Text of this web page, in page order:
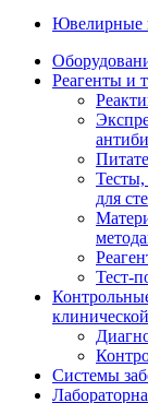
Ювелирные
Реагенты и
для
Тест-
Системы